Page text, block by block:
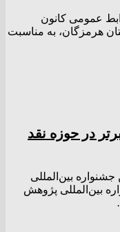
عمومی کانون
هرمزگان، به مناسبت
در حوزه نقد
بین‌المللی
بین‌المللی پژوهش